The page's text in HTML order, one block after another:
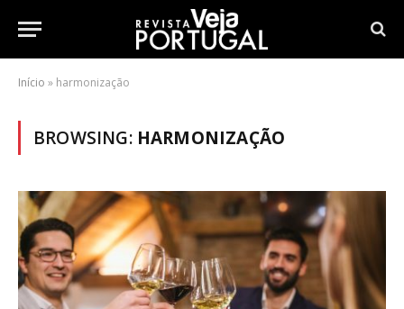
Início » harmonização
BROWSING: HARMONIZAÇÃO